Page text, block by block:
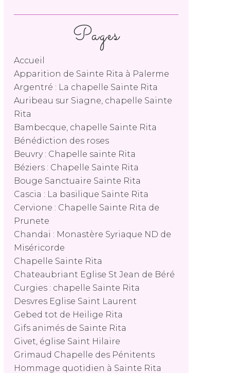
Pages
Accueil
Apparition de Sainte Rita à Palerme
Argentré : La chapelle Sainte Rita
Auribeau sur Siagne, chapelle Sainte
Rita
Bambecque, chapelle Sainte Rita
Bénédiction des roses
Beuvry : Chapelle sainte Rita
Béziers : Chapelle Sainte Rita
Bouge Sanctuaire Sainte Rita
Cascia : La basilique Sainte Rita
Cervione : Chapelle Sainte Rita de
Prunete
Chandai : Monastère Syriaque ND de
Miséricorde
Chapelle Sainte Rita
Chateaubriant Eglise St Jean de Béré
Curgies : chapelle Sainte Rita
Desvres Eglise Saint Laurent
Gebed tot de Heilige Rita
Gifs animés de Sainte Rita
Givet, église Saint Hilaire
Grimaud Chapelle des Pénitents
Hommage quotidien à Sainte Rita